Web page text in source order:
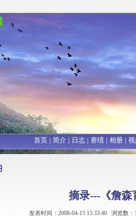
首页 简介 日志| 赛绩| 相册| 视
摘录---《詹森
发表时间：2008-04-15 15:33:40 浏览数：